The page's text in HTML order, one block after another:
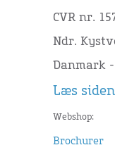
CVR nr.
Ndr.
Danmark -
Læs
Webshop:
Brochurer